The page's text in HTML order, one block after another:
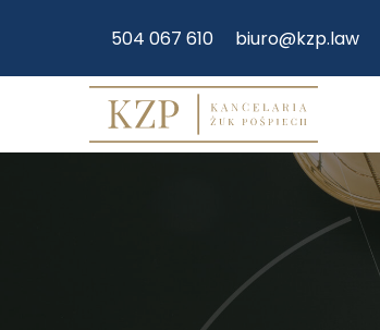
504 067 610 biuro@kzp.law